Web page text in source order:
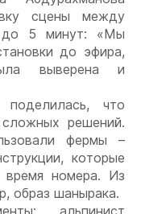
сцены между
до 5 минут: «Мы
до эфира,
выверена и
что
решений.
фермы –
которые
время номера. Из
образ шанырака.
альпинист